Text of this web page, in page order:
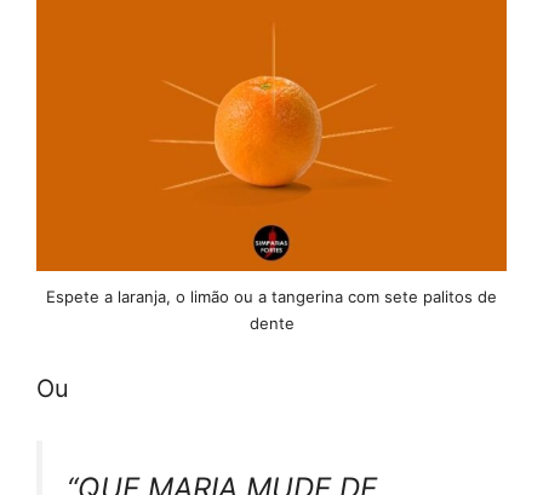
Espete a laranja, o limão ou a tangerina com sete palitos de
dente
Ou